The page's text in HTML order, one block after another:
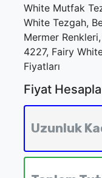
White Mutfak
White Tezgah,
Mermer
4227, Fairy
Fiyatları
Fiyat